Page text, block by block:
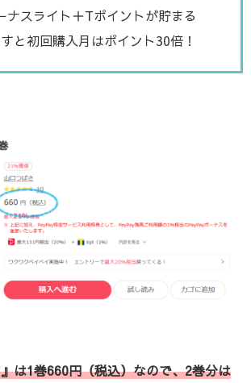
ナスライト＋Tポイントが貯まる
と初回購入月はポイント30倍！
は1巻660円（税込）なので、2巻分は